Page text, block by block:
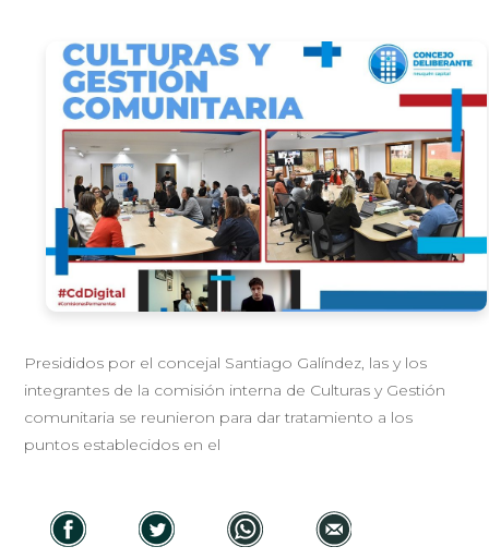
Presididos por el concejal Santiago Galíndez, las y los
integrantes de la comisión interna de Culturas y Gestión
comunitaria se reunieron para dar tratamiento a los
puntos establecidos en el